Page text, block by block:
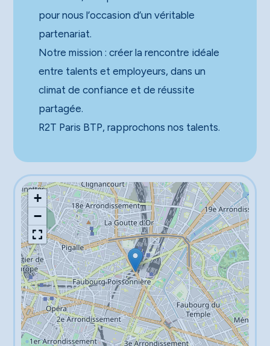
pour nous l’occasion d’un véritable
partenariat.
Notre mission : créer la rencontre idéale
entre talents et employeurs, dans un
climat de confiance et de réussite
partagée.
R2T Paris BTP, rapprochons nos talents.
+
−